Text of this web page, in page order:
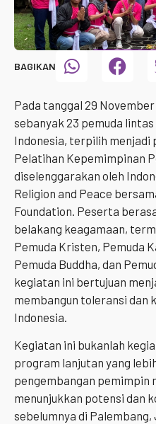
BAGIKAN
Pada tanggal 29
sebanyak 23 pemuda
Indonesia, terpilih menjadi
Pelatihan Kepemimpinan
diselenggarakan oleh
Religion and Peace
Foundation. Peserta
belakang keagamaan,
Pemuda Kristen, Pemuda
Pemuda Buddha, dan
kegiatan ini bertujuan
membangun toleransi dan
Indonesia.
Kegiatan ini bukanlah
program lanjutan yang
pengembangan pemimpin
menunjukkan potensi dan
sebelumnya di